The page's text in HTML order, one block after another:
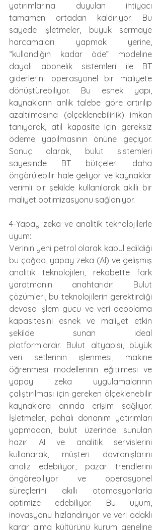
yatırımlarına duyulan ihtiyacı
tamamen ortadan kaldırıyor. Bu
sayede işletmeler, büyük sermaye
harcamaları yapmak yerine,
“kullandığın kadar öde” modeline
dayalı abonelik sistemleri ile BT
giderlerini operasyonel bir maliyete
dönüştürebiliyor. Bu esnek yapı,
kaynakların anlık talebe göre artırılıp
azaltılmasına (ölçeklenebilirlik) imkan
tanıyarak, atıl kapasite için gereksiz
ödeme yapılmasının önüne geçiyor.
Sonuç olarak, bulut sistemleri
sayesinde BT bütçeleri daha
öngörülebilir hale geliyor ve kaynaklar
verimli bir şekilde kullanılarak akıllı bir
maliyet optimizasyonu sağlanıyor.
4-Yapay zeka ve analitik teknolojilerle
uyum:
Verinin yeni petrol olarak kabul edildiği
bu çağda, yapay zeka (AI) ve gelişmiş
analitik teknolojileri, rekabette fark
yaratmanın anahtarıdır. Bulut
çözümleri, bu teknolojilerin gerektirdiği
devasa işlem gücü ve veri depolama
kapasitesini esnek ve maliyet etkin
şekilde sunan ideal
platformlardır. Bulut altyapısı, büyük
veri setlerinin işlenmesi, makine
öğrenmesi modellerinin eğitilmesi ve
yapay zeka uygulamalarının
çalıştırılması için gereken ölçeklenebilir
kaynaklara anında erişim sağlıyor.
İşletmeler, pahalı donanım yatırımları
yapmadan, bulut üzerinde sunulan
hazır AI ve analitik servislerini
kullanarak, müşteri davranışlarını
analiz edebiliyor, pazar trendlerini
öngörebiliyor ve operasyonel
süreçlerini akıllı otomasyonlarla
optimize edebiliyor. Bu uyum,
inovasyonu hızlandırıyor ve veri odaklı
karar alma kültürünü kurum geneline